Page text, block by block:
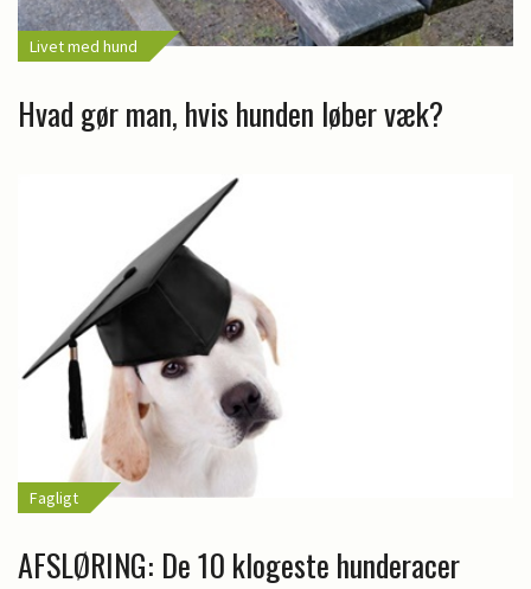
Livet med hund
Hvad gør man, hvis hunden løber væk?
Fagligt
AFSLØRING: De 10 klogeste hunderacer